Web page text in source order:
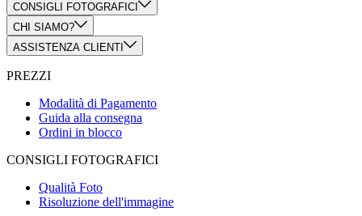
CONSIGLI FOTOGRAFICI
CHI SIAMO?
ASSISTENZA CLIENTI
PREZZI
Modalità di Pagamento
Guida alla consegna
Ordini in blocco
CONSIGLI FOTOGRAFICI
Qualità Foto
Risoluzione dell'immagine